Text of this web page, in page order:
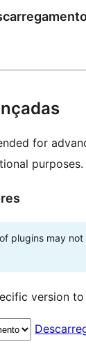
for
purposes.
plugins may
version